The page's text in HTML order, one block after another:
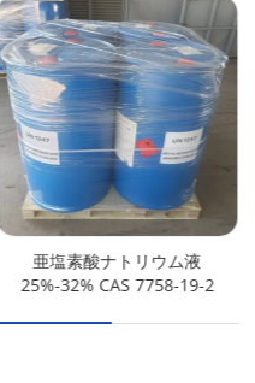
亜塩素酸ナトリウム液
25%-32% CAS 7758-19-2